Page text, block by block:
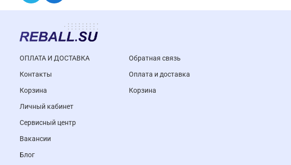
ОПЛАТА И ДОСТАВКА
Контакты
Корзина
Личный кабинет
Cервисный центр
Вакансии
Блог
Обратная связь
Оплата и доставка
Корзина